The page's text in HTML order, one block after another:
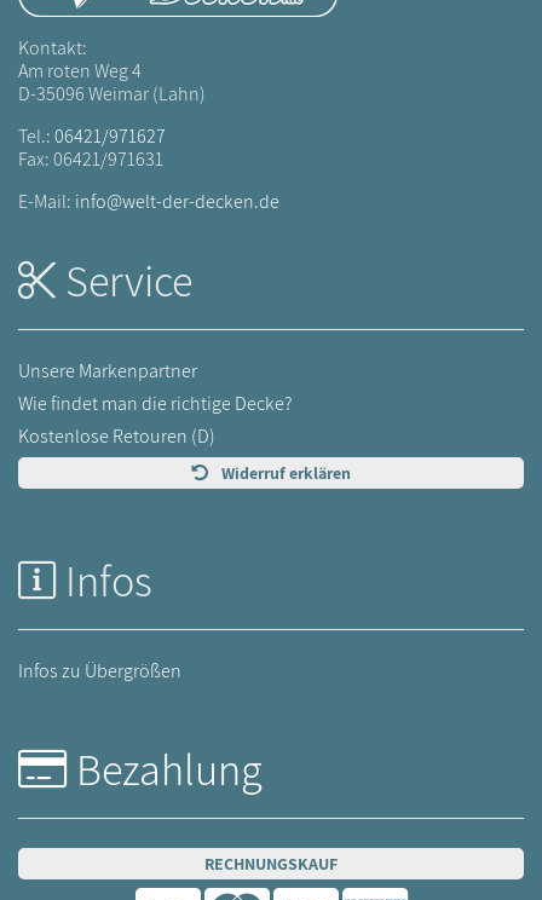
Kontakt:
Am roten Weg 4
D-35096 Weimar (Lahn)
Tel.:06421/971627
Fax: 06421/971631
E-Mail: info@welt-der-decken.de
Service
Unsere Markenpartner
Wie findet man die richtige Decke?
Kostenlose Retouren (D)
Widerruf erklären
Infos
Infos zu Übergrößen
Bezahlung
RECHNUNGSKAUF